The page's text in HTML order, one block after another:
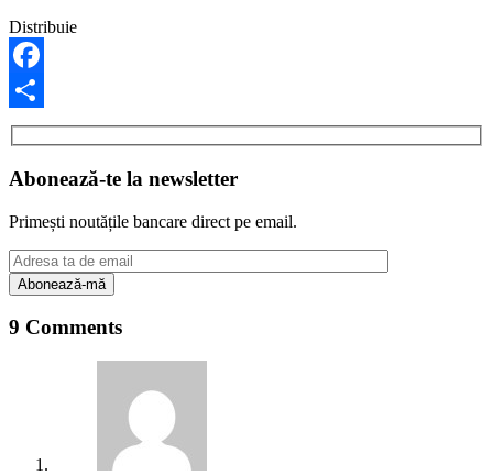
Distribuie
Facebook
Share
Abonează-te la newsletter
Primești noutățile bancare direct pe email.
9 Comments